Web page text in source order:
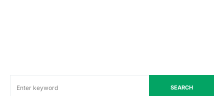
SEARCH